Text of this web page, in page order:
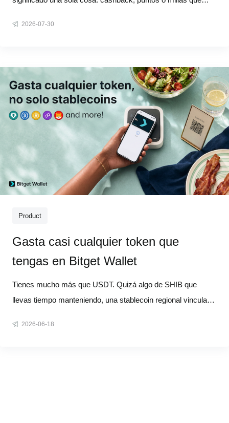
2026-07-30
Product
Gasta casi cualquier token que
tengas en Bitget Wallet
Tienes mucho más que USDT. Quizá algo de SHIB que
llevas tiempo manteniendo, una stablecoin regional vinculada
2026-06-18